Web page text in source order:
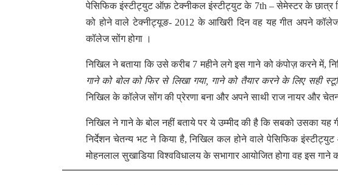
पेसिफिक इंस्टीट्युट ऑफ़ टेक्नीकल इंस्टीट्युट के 7th – सेमेस्टर के छात्र
को होने वाले टेक्नीट्यूङ- 2012 के आखिरी दिन वह यह गीत अपने
कॉलेज सोंग होगा ।
निखिल ने बताया कि उसे करीब 7 महीने लगे इस गाने को कंपोज़ करने में,
गाने को बोल को फिर से लिखा गया, गाने को तैयार करने के लिए सही
निखिल के कॉलेज सोंग की प्रेरणा बना और अपने साथी राज नायर और
निखिल ने गाने के बोल नहीं बताये पर ये उम्मीद की है कि सबको उसका
निर्देशन चेतन्य भट ने किया है, निखिल कल होने वाले पेसिफिक
मोहनलाल सुखाडिया विश्वविधालय के सभागार आयोजित होगा वह इस गाने